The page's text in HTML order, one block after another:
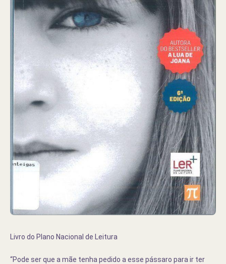
Livro do Plano Nacional de Leitura
“Pode ser que a mãe tenha pedido a esse pássaro para ir ter